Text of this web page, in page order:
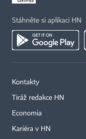
Stáhněte si aplikaci HN
Kontakty
Tiráž redakce HN
Economia
Kariéra v HN